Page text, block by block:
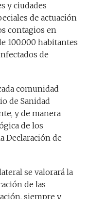
y ciudades
de actuación
contagios en
100.000 habitantes
de
comunidad
de Sanidad
y de manera
de los
Declaración de
se valorará la
de las
siempre y